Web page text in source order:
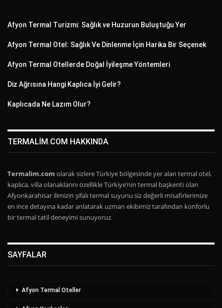
Afyon Termal Turizmi: Sağlık ve Huzurun Buluştuğu Yer
Afyon Termal Otel: Sağlık Ve Dinlenme İçin Harika Bir Seçenek
Afyon Termal Otellerde Doğal İyileşme Yöntemleri
Diz Ağrısına Hangi Kaplıca İyi Gelir?
Kaplıcada Ne Lazım Olur?
TERMALIM.COM HAKKINDA
Termalim.com olarak sizlere Türkiye bölgesinde yer alan termal otel,
kaplıca, villa olanaklarını özellikle Türkiye’nin termal başkenti olan
Afyonkarahisar ilimizin şifalı termal suyunu siz değerli misafirlerimize
en ince detayına kadar anlatarak uzman ekibimiz tarafından konforlu
bir termal tatil deneyimi sunuyoruz.
SAYFALAR
Afyon Termal Oteller